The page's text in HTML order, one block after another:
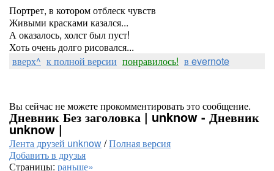
Портрет, в котором отблеск чувств
Живыми красками казался...
А оказалось, холст был пуст!
Хоть очень долго рисовался...
вверх^ к полной версии понравилось! в evernote
Вы сейчас не можете прокомментировать это сообщение.
Дневник Без заголовка | unknow - Дневник
unknow |
Лента друзей unknow/Полная версия
Добавить в друзья
Страницы: раньше»